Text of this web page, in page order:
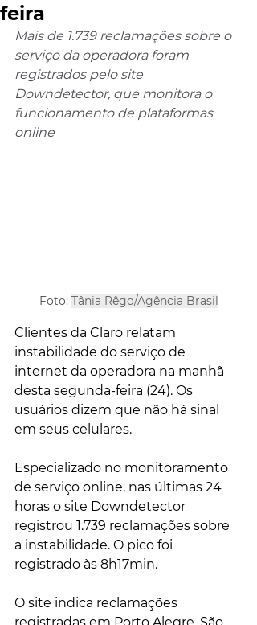
feira
Mais de 1.739 reclamações sobre o
serviço da operadora foram
registrados pelo site
Downdetector, que monitora o
funcionamento de plataformas
online
Foto: Tânia Rêgo/Agência Brasil
Clientes da Claro relatam
instabilidade do serviço de
internet da operadora na manhã
desta segunda-feira (24). Os
usuários dizem que não há sinal
em seus celulares.
Especializado no monitoramento
de serviço online, nas últimas 24
horas o site Downdetector
registrou 1.739 reclamações sobre
a instabilidade. O pico foi
registrado às 8h17min.
O site indica reclamações
registradas em Porto Alegre, São